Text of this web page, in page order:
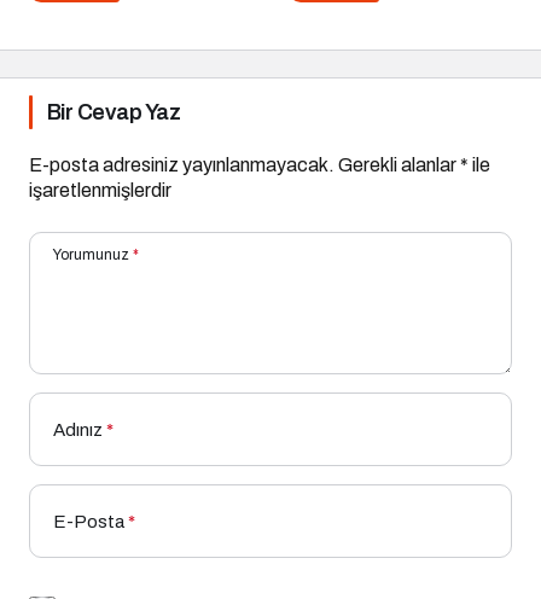
Bir Cevap Yaz
E-posta adresiniz yayınlanmayacak. Gerekli alanlar* ile
işaretlenmişlerdir
Yorumunuz *
Adınız *
E-Posta*